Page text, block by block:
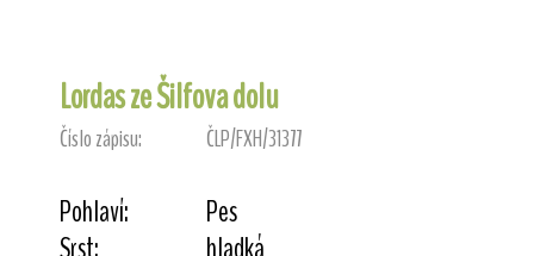
Lordas ze Šilfova dolu
Číslo zápisu: ČLP/FXH/31377
Pohlaví:
Pes